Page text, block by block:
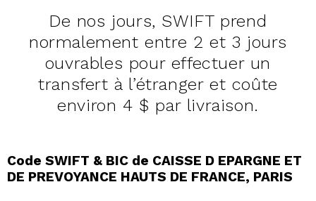
De nos jours, SWIFT prend
normalement entre 2 et 3 jours
ouvrables pour effectuer un
transfert à l’étranger et coûte
environ 4 $ par livraison.
Code SWIFT & BIC de CAISSE D EPARGNE ET
DE PREVOYANCE HAUTS DE FRANCE, PARIS